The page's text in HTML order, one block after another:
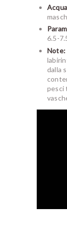
6.5-
Note:
dalla
pesci